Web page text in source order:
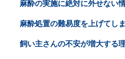
麻酔の実施に絶対に外せない
麻酔処置の難易度を上げてし
飼い主さんの不安が増大する